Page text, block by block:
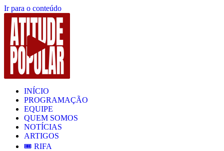
Ir para o conteúdo
INÍCIO
PROGRAMAÇÃO
EQUIPE
QUEM SOMOS
NOTÍCIAS
ARTIGOS
🎟️ RIFA